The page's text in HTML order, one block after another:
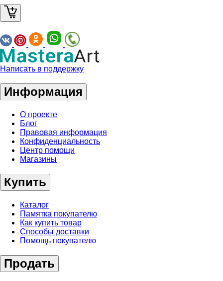
Написать в поддержку
Информация
О проекте
Блог
Правовая информация
Конфиденциальность
Центр помощи
Магазины
Купить
Каталог
Памятка покупателю
Как купить товар
Способы доставки
Помощь покупателю
Продать